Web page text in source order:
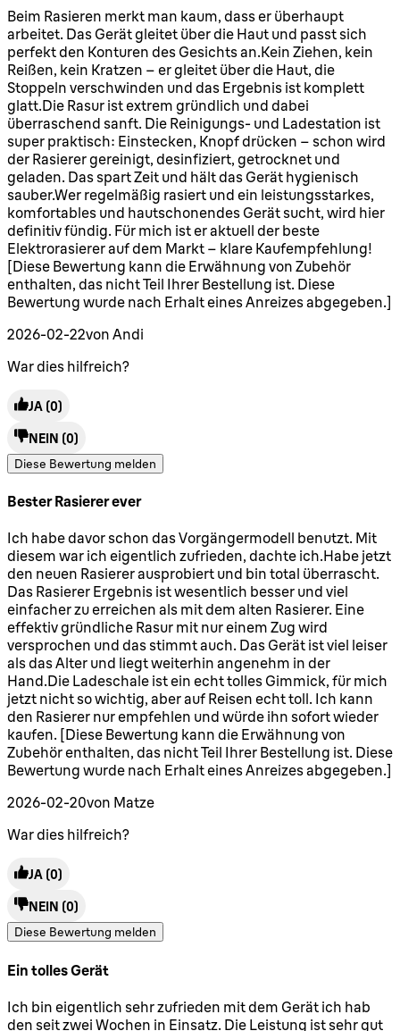
5 Sterne von maximal 5
Beim Rasieren merkt man kaum, dass er überhaupt
arbeitet. Das Gerät gleitet über die Haut und passt sich
perfekt den Konturen des Gesichts an.Kein Ziehen, kein
Reißen, kein Kratzen – er gleitet über die Haut, die
Stoppeln verschwinden und das Ergebnis ist komplett
glatt.Die Rasur ist extrem gründlich und dabei
überraschend sanft. Die Reinigungs- und Ladestation ist
super praktisch: Einstecken, Knopf drücken – schon wird
der Rasierer gereinigt, desinfiziert, getrocknet und
geladen. Das spart Zeit und hält das Gerät hygienisch
sauber.Wer regelmäßig rasiert und ein leistungsstarkes,
komfortables und hautschonendes Gerät sucht, wird hier
definitiv fündig. Für mich ist er aktuell der beste
Elektrorasierer auf dem Markt – klare Kaufempfehlung!
[Diese Bewertung kann die Erwähnung von Zubehör
enthalten, das nicht Teil Ihrer Bestellung ist. Diese
Bewertung wurde nach Erhalt eines Anreizes abgegeben.]
2026-02-22von Andi
War dies hilfreich?
JA (0)
NEIN (0)
Diese Bewertung melden
Bester Rasierer ever
5 Sterne von maximal 5
Ich habe davor schon das Vorgängermodell benutzt. Mit
diesem war ich eigentlich zufrieden, dachte ich.Habe jetzt
den neuen Rasierer ausprobiert und bin total überrascht.
Das Rasierer Ergebnis ist wesentlich besser und viel
einfacher zu erreichen als mit dem alten Rasierer. Eine
effektiv gründliche Rasur mit nur einem Zug wird
versprochen und das stimmt auch. Das Gerät ist viel leiser
als das Alter und liegt weiterhin angenehm in der
Hand.Die Ladeschale ist ein echt tolles Gimmick, für mich
jetzt nicht so wichtig, aber auf Reisen echt toll. Ich kann
den Rasierer nur empfehlen und würde ihn sofort wieder
kaufen. [Diese Bewertung kann die Erwähnung von
Zubehör enthalten, das nicht Teil Ihrer Bestellung ist. Diese
Bewertung wurde nach Erhalt eines Anreizes abgegeben.]
2026-02-20von Matze
War dies hilfreich?
JA (0)
NEIN (0)
Diese Bewertung melden
Ein tolles Gerät
5 Sterne von maximal 5
Ich bin eigentlich sehr zufrieden mit dem Gerät ich hab
den seit zwei Wochen in Einsatz. Die Leistung ist sehr gut